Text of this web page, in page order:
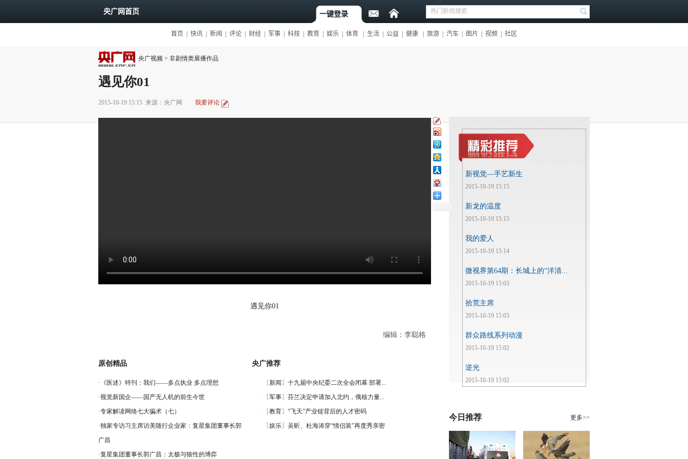
央广视频 > 非剧情类展播作品
遇见你01
2015-10-19 15:15 来源：央广网 我要评论
遇见你01
编辑：李聪格
原创精品
· 《医述》特刊：我们——多点执业 多点理想
·视觉新国企——国产无人机的前生今世
·专家解读网络七大骗术（七）
·独家专访习主席访美随行企业家：复星集团董事长郭
广昌
·复星集团董事长郭广昌：太极与狼性的博弈
央广推荐
新视觉—手艺新生
2015-10-19 15:15
新龙的温度
2015-10-19 15:15
我的爱人
2015-10-19 15:14
微视界第64期：长城上的“洋清...
2015-10-19 15:03
拾荒主席
2015-10-19 15:03
群众路线系列动漫
2015-10-19 15:02
逆光
2015-10-19 15:02
今日推荐 更多>>